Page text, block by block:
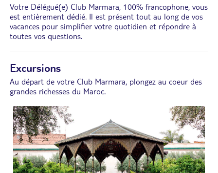
Votre Délégué(e) Club Marmara, 100% francophone, vous
est entièrement dédié. Il est présent tout au long de vos
vacances pour simplifier votre quotidien et répondre à
toutes vos questions.
Excursions
Au départ de votre Club Marmara, plongez au coeur des
grandes richesses du Maroc.